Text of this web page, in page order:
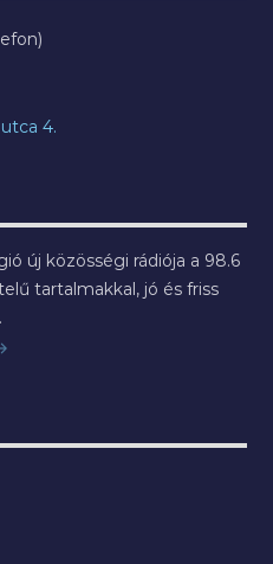
4.
új közösségi rádiója a 98.6
tartalmakkal, jó és friss